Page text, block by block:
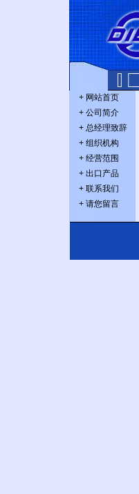
+ 网站首页
+ 公司简介
+ 总经理致辞
+ 组织机构
+ 经营范围
+ 出口产品
+ 联系我们
+ 请您留言